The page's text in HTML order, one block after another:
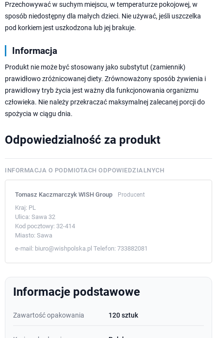
Przechowywać w suchym miejscu, w temperaturze pokojowej, w
sposób niedostępny dla małych dzieci. Nie używać, jeśli uszczelka
pod korkiem jest uszkodzona lub jej brakuje.
Informacja
Produkt nie może być stosowany jako substytut (zamiennik)
prawidłowo zróżnicowanej diety. Zrównoważony sposób żywienia i
prawidłowy tryb życia jest ważny dla funkcjonowania organizmu
człowieka. Nie należy przekraczać maksymalnej zalecanej porcji do
spożycia w ciągu dnia.
Odpowiedzialność za produkt
INFORMACJA O PODMIOTACH ODPOWIEDZIALNYCH
Tomasz Kaczmarczyk WISH Group Producent
Kraj: PL
Ulica: Sawa 32
Kod pocztowy: 32-414
Miasto: Sawa
e-mail: biuro@wishpolska.pl Telefon: 733882081
Informacje podstawowe
Zawartość opakowania 120 sztuk